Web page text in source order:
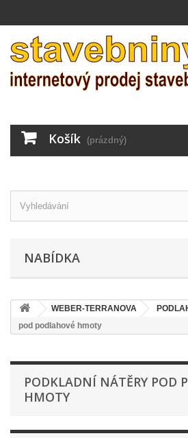
Košík (prázdný)
NABÍDKA
WEBER-TERRANOVA
pod podlahové hmoty
PODKLADNÍ NÁTĚRY POD
HMOTY